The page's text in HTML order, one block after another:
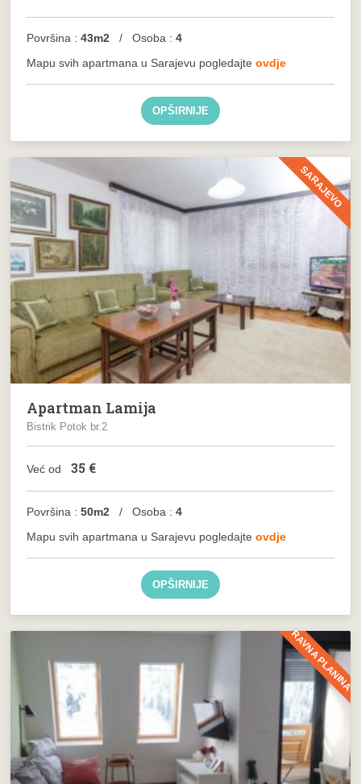
Površina :43m2 / Osoba :4
Mapu svih apartmana u Sarajevu pogledajteovdje
OPŠIRNIJE
SARAJEVO
Apartman Lamija
Bistrik Potok br.2
Već od 35 €
Površina :50m2 / Osoba :4
Mapu svih apartmana u Sarajevu pogledajteovdje
OPŠIRNIJE
RAVNA PLANINA